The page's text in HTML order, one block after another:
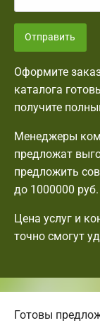
Отправить
Оформите
каталога
получите
Менеджеры
предложат
предложить
до 1000000 руб.
Цена услуг и
точно смогут
Готовы